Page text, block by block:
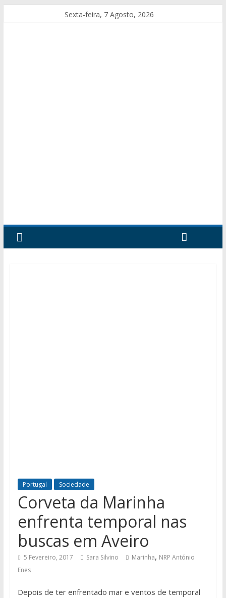
Sexta-feira, 7 Agosto, 2026
Portugal Sociedade
Corveta da Marinha
enfrenta temporal nas
buscas em Aveiro
5 Fevereiro, 2017 Sara Silvino Marinha, NRP António
Enes
Depois de ter enfrentado mar e ventos de temporal